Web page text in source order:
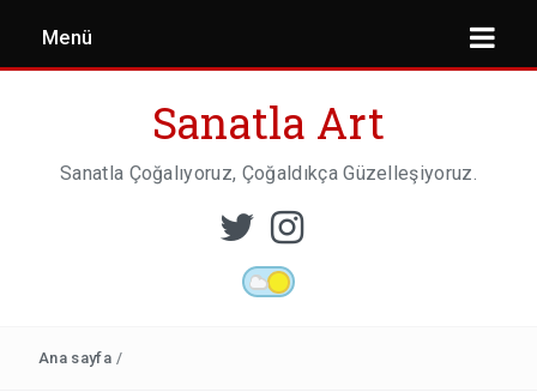
Menü
Sanatla Art
Sanatla Çoğalıyoruz, Çoğaldıkça Güzelleşiyoruz.
Ana sayfa /